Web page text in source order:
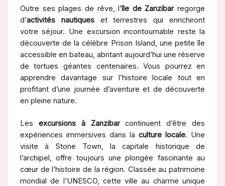
Outre ses plages de rêve, l’île de Zanzibarregorge
d’activités nautiqueset terrestres qui enrichiront
votre séjour. Une excursion incontournable reste la
découverte de la célèbre Prison Island, une petite île
accessible en bateau, abritant aujourd’hui une réserve
de tortues géantes centenaires. Vous pourrez en
apprendre davantage sur l’histoire locale tout en
profitant d’une journée d’aventure et de découverte
en pleine nature.
Les excursions à Zanzibarcontinuent d’être des
expériences immersives dans laculture locale. Une
visite à Stone Town, la capitale historique de
l’archipel, offre toujours une plongée fascinante au
cœur de l’histoire de la région. Classée au patrimoine
mondial de l’UNESCO, cette ville au charme unique